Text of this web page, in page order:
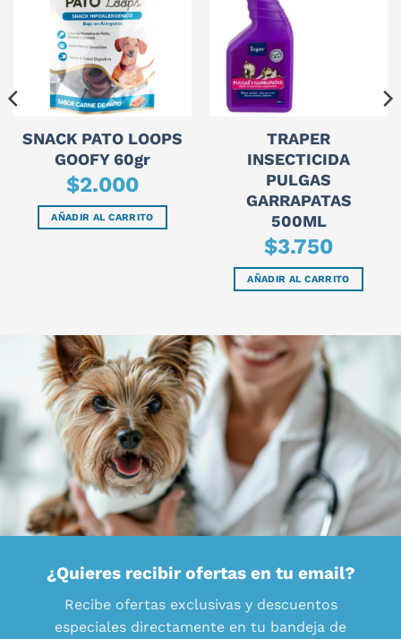
SNACK PATO LOOPS
GOOFY 60gr
$2.000
AÑADIR AL CARRITO
TRAPER
INSECTICIDA
PULGAS
GARRAPATAS
500ML
$3.750
AÑADIR AL CARRITO
¿Quieres recibir ofertas en tu email?
Recibe ofertas exclusivas y descuentos
especiales directamente en tu bandeja de